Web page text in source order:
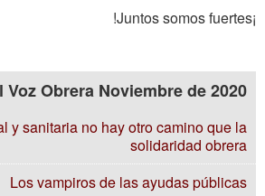
¡Juntos somos fuertes!
Voz Obrera Noviembre de 2020
y sanitaria no hay otro camino que la
solidaridad obrera
Los vampiros de las ayudas públicas